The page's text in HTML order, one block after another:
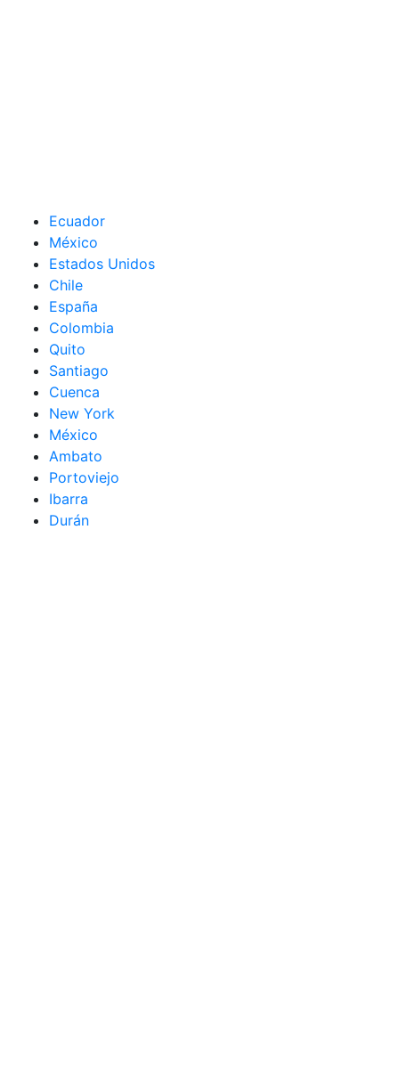
Ecuador
México
Estados Unidos
Chile
España
Colombia
Quito
Santiago
Cuenca
New York
México
Ambato
Portoviejo
Ibarra
Durán